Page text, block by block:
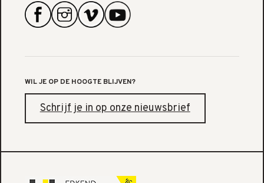
WIL JE OP DE HOOGTE BLIJVEN?
Schrijf je in op onze nieuwsbrief